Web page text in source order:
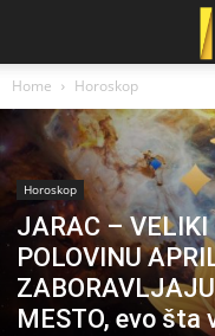
Home Horoskop
Horoskop
JARAC – VELIKI
POLOVINU
MESTO, evo šta